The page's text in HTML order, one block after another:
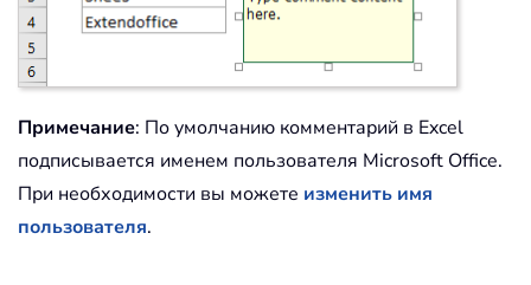
Примечание: По умолчанию комментарий в Excel
подписывается именем пользователя Microsoft Office.
При необходимости вы можете изменить имя
пользователя.